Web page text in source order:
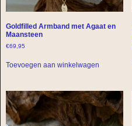
Goldfilled Armband met Agaat en
Maansteen
€69,95
Toevoegen aan winkelwagen